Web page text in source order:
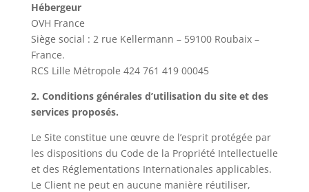
Hébergeur
OVH France
Siège social : 2 rue Kellermann – 59100 Roubaix –
France.
RCS Lille Métropole 424 761 419 00045
2. Conditions générales d’utilisation du site et des
services proposés.
Le Site constitue une œuvre de l’esprit protégée par
les dispositions du Code de la Propriété Intellectuelle
et des Réglementations Internationales applicables.
Le Client ne peut en aucune manière réutiliser,